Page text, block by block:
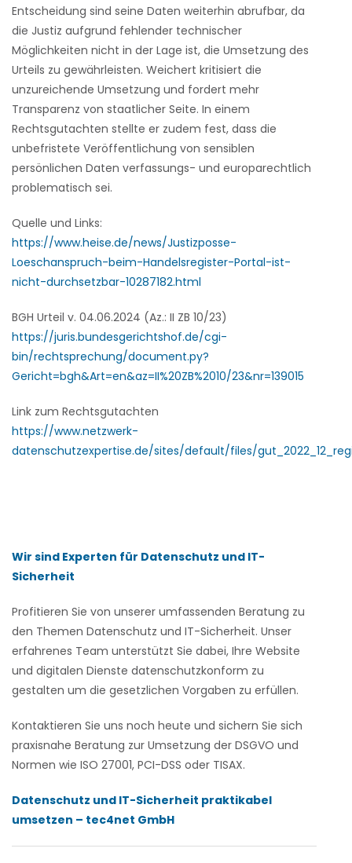
Entscheidung sind seine Daten weiterhin abrufbar, da
die Justiz aufgrund fehlender technischer
Möglichkeiten nicht in der Lage ist, die Umsetzung des
Urteils zu gewährleisten. Weichert kritisiert die
unzureichende Umsetzung und fordert mehr
Transparenz von staatlicher Seite. In einem
Rechtsgutachten stellte er zudem fest, dass die
unbefristete Veröffentlichung von sensiblen
persönlichen Daten verfassungs- und europarechtlich
problematisch sei.
Quelle und Links:
https://www.heise.de/news/Justizposse-
Loeschanspruch-beim-Handelsregister-Portal-ist-
nicht-durchsetzbar-10287182.html
BGH Urteil v. 04.06.2024 (Az.: II ZB 10/23)
https://juris.bundesgerichtshof.de/cgi-
bin/rechtsprechung/document.py?
Gericht=bgh&Art=en&az=II%20ZB%2010/23&nr=139015
Link zum Rechtsgutachten
https://www.netzwerk-
datenschutzexpertise.de/sites/default/files/
Wir sind Experten für Datenschutz und IT-
Sicherheit
Profitieren Sie von unserer umfassenden Beratung zu
den Themen Datenschutz und IT-Sicherheit. Unser
erfahrenes Team unterstützt Sie dabei, Ihre Website
und digitalen Dienste datenschutzkonform zu
gestalten um die gesetzlichen Vorgaben zu erfüllen.
Kontaktieren Sie uns noch heute und sichern Sie sich
praxisnahe Beratung zur Umsetzung der DSGVO und
Normen wie ISO 27001, PCI-DSS oder TISAX.
Datenschutz und IT-Sicherheit praktikabel
umsetzen – tec4net GmbH